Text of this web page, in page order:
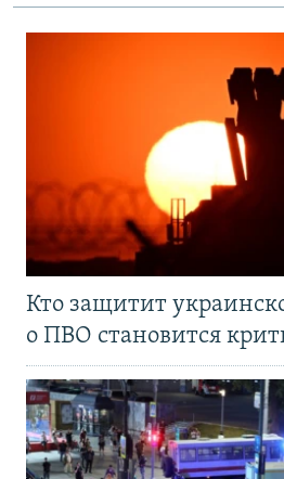
Кто защитит
о ПВО становится